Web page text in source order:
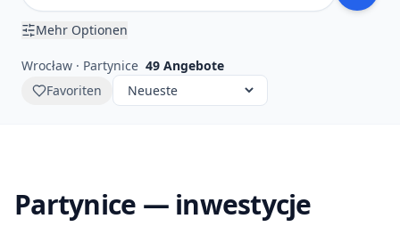
Mehr Optionen
Wrocław · Partynice 49 Angebote
Favoriten
Partynice — inwestycje